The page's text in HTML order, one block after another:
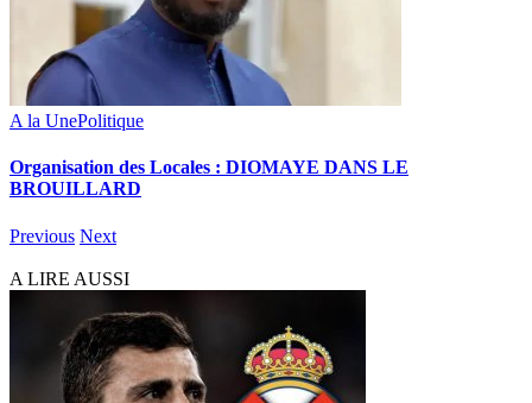
A la UnePolitique
Organisation des Locales : DIOMAYE DANS LE
BROUILLARD
Previous Next
A LIRE AUSSI